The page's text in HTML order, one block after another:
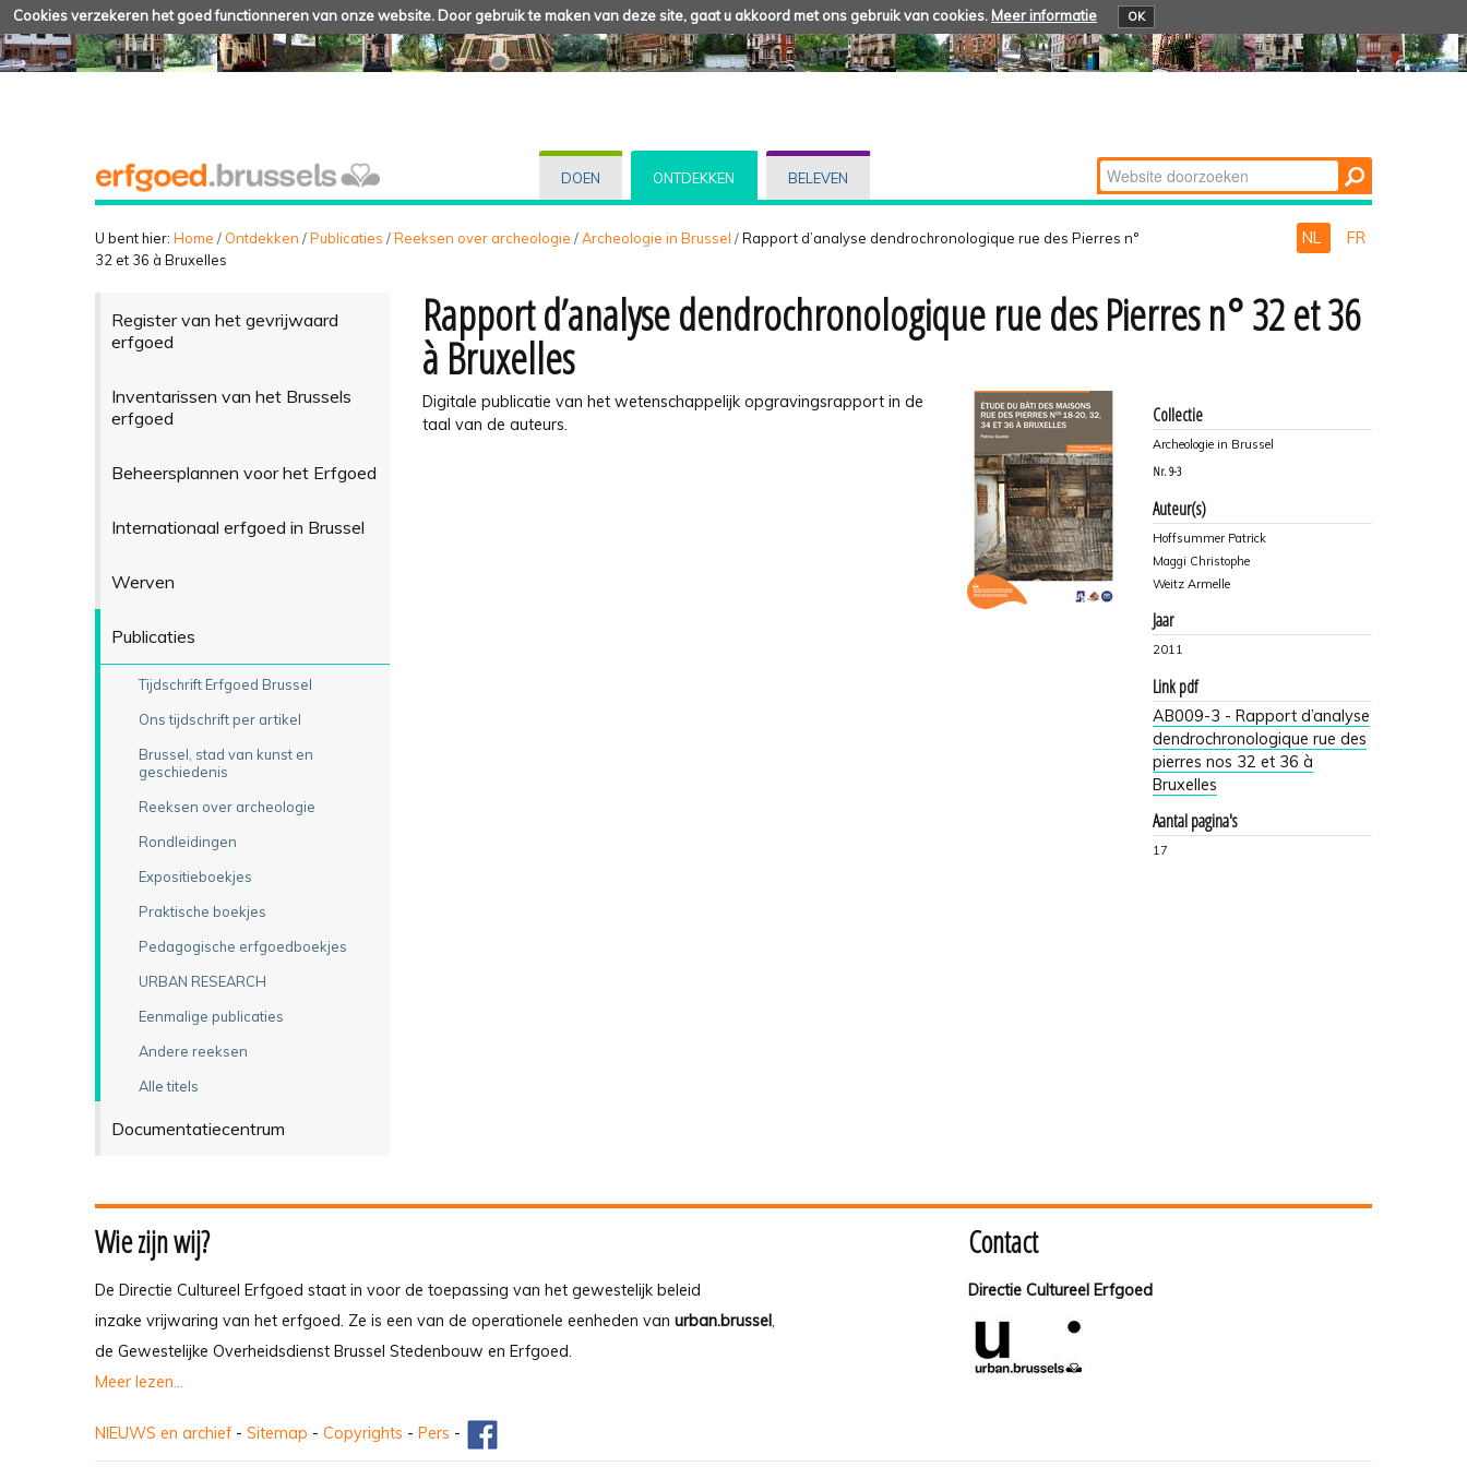
Cookies verzekeren het goed functionneren van onze website. Door gebruik te maken van deze site, gaat u akkoord met ons gebruik van cookies. Meer informatie OK
DOEN ONTDEKKEN BELEVEN Zoek
Geavanceerd
U bent hier: Home / Ontdekken /Publicaties /Reeksen over archeologie /Archeologie in Brussel /Rapport d’analyse dendrochronologique rue des Pierres n°
32 et 36 à Bruxelles
NL FR
Register van het gevrijwaard
erfgoed
Inventarissen van het Brussels
erfgoed
Beheersplannen voor het Erfgoed
Internationaal erfgoed in Brussel
Werven
Publicaties
Tijdschrift Erfgoed Brussel
Ons tijdschrift per artikel
Brussel, stad van kunst en
geschiedenis
Reeksen over archeologie
Rondleidingen
Expositieboekjes
Praktische boekjes
Pedagogische erfgoedboekjes
URBAN RESEARCH
Eenmalige publicaties
Andere reeksen
Alle titels
Documentatiecentrum
Rapport d’analyse dendrochronologique rue des Pierres n° 32 et 36
à Bruxelles
Digitale publicatie van het wetenschappelijk opgravingsrapport in de
taal van de auteurs.
Collectie
Archeologie in Brussel
Nr. 9-3
Auteur(s)
Hoffsummer Patrick
Maggi Christophe
Weitz Armelle
Jaar
2011
Link pdf
AB009-3 - Rapport d’analyse
dendrochronologique rue des
pierres nos 32 et 36 à
Bruxelles
Aantal pagina's
17
Wie zijn wij?
De Directie Cultureel Erfgoed staat in voor de toepassing van het gewestelijk beleid
inzake vrijwaring van het erfgoed. Ze is een van de operationele eenheden van urban.brussel,
de Gewestelijke Overheidsdienst Brussel Stedenbouw en Erfgoed.
Meer lezen...
Contact
Directie Cultureel Erfgoed
NIEUWS en archief - Sitemap - Copyrights - Pers -